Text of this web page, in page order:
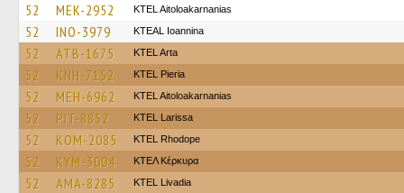
52 MEK-2952 KTEL Aitoloakarnanias
52 INO-3979 KTEAL Ioannina
52 ATB-1675 KTEL Arta
52 KNH-7152 KTEL Pieria
52 MEH-6962 KTEL Aitoloakarnanias
52 PIT-8852 KTEL Larissa
52 KOM-2085 KTEL Rhodope
52 KYM-3004 ΚΤΕΛ Κέρκυρα
52 AMA-8285 KTEL Livadia